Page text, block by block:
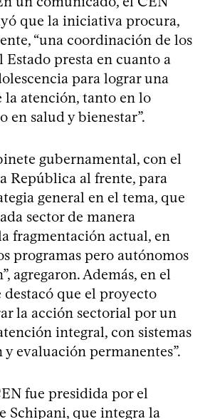
que la iniciativa procura,
“una coordinación de los
Estado presta en cuanto a
para lograr una
atención, tanto en lo
en salud y bienestar”.
gubernamental, con el
República al frente, para
general en el tema, que
sector de manera
fragmentación actual, en
programas pero autónomos
agregaron. Además, en el
que el proyecto
la acción sectorial por un
integral, con sistemas
evaluación permanentes”.
fue presidida por el
Schipani, que integra la